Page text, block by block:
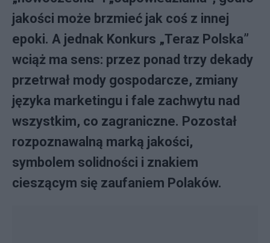
jakości może brzmieć jak coś z innej
epoki. A jednak Konkurs „Teraz Polska”
wciąż ma sens: przez ponad trzy dekady
przetrwał mody gospodarcze, zmiany
języka marketingu i fale zachwytu nad
wszystkim, co zagraniczne. Pozostał
rozpoznawalną marką jakości,
symbolem solidności i znakiem
cieszącym się zaufaniem Polaków.